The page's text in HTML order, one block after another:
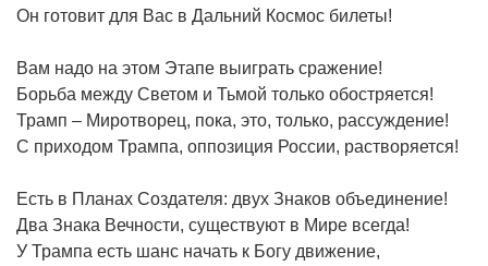
Он готовит для Вас в Дальний Космос билеты!
Вам надо на этом Этапе выиграть сражение!
Борьба между Светом и Тьмой только обостряется!
Трамп – Миротворец, пока, это, только, рассуждение!
С приходом Трампа, оппозиция России, растворяется!
Есть в Планах Создателя: двух Знаков объединение!
Два Знака Вечности, существуют в Мире всегда!
У Трампа есть шанс начать к Богу движение,